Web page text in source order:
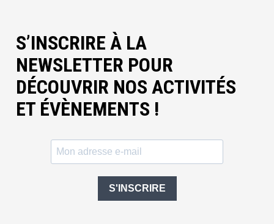
S’INSCRIRE À LA
NEWSLETTER POUR
DÉCOUVRIR NOS ACTIVITÉS
ET ÉVÈNEMENTS !
S'INSCRIRE